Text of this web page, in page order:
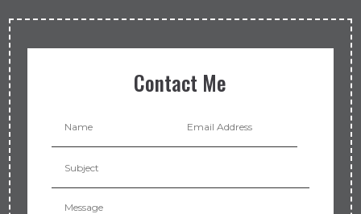
Contact Me